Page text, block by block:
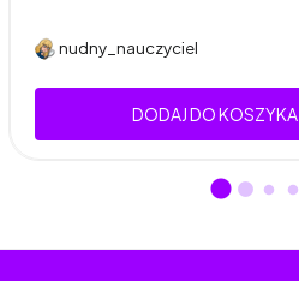
nudny_nauczyciel
DODAJ DO KOSZYKA